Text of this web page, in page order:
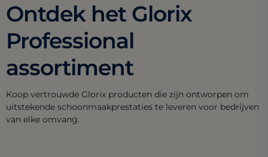
Ontdek het Glorix
Professional
assortiment
Koop vertrouwde Glorix producten die zijn ontworpen om
uitstekende schoonmaakprestaties te leveren voor bedrijven
van elke omvang.